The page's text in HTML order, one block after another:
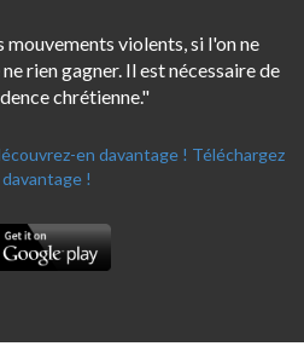
mouvements violents, si l'on ne
rien gagner. Il est nécessaire de
chrétienne."
en davantage ! Téléchargez
!